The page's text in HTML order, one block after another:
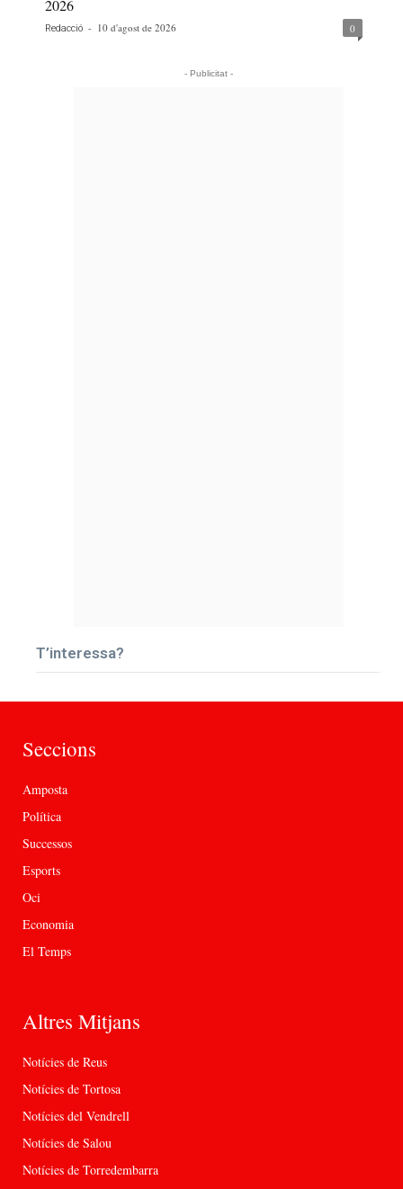
2026
Redacció - 10 d'agost de 2026 0
- Publicitat -
T’interessa?
Seccions
Amposta
Política
Successos
Esports
Oci
Economia
El Temps
Altres Mitjans
Notícies de Reus
Notícies de Tortosa
Notícies del Vendrell
Notícies de Salou
Notícies de Torredembarra